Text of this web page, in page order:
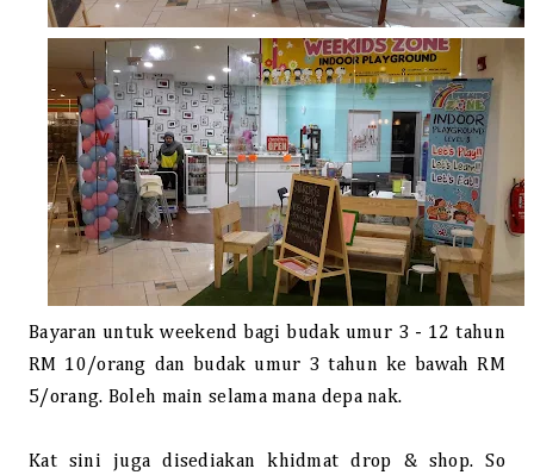
Bayaran untuk weekend bagi budak umur 3 - 12 tahun
RM 10/orang dan budak umur 3 tahun ke bawah RM
5/orang. Boleh main selama mana depa nak.
Kat sini juga disediakan khidmat drop & shop. So